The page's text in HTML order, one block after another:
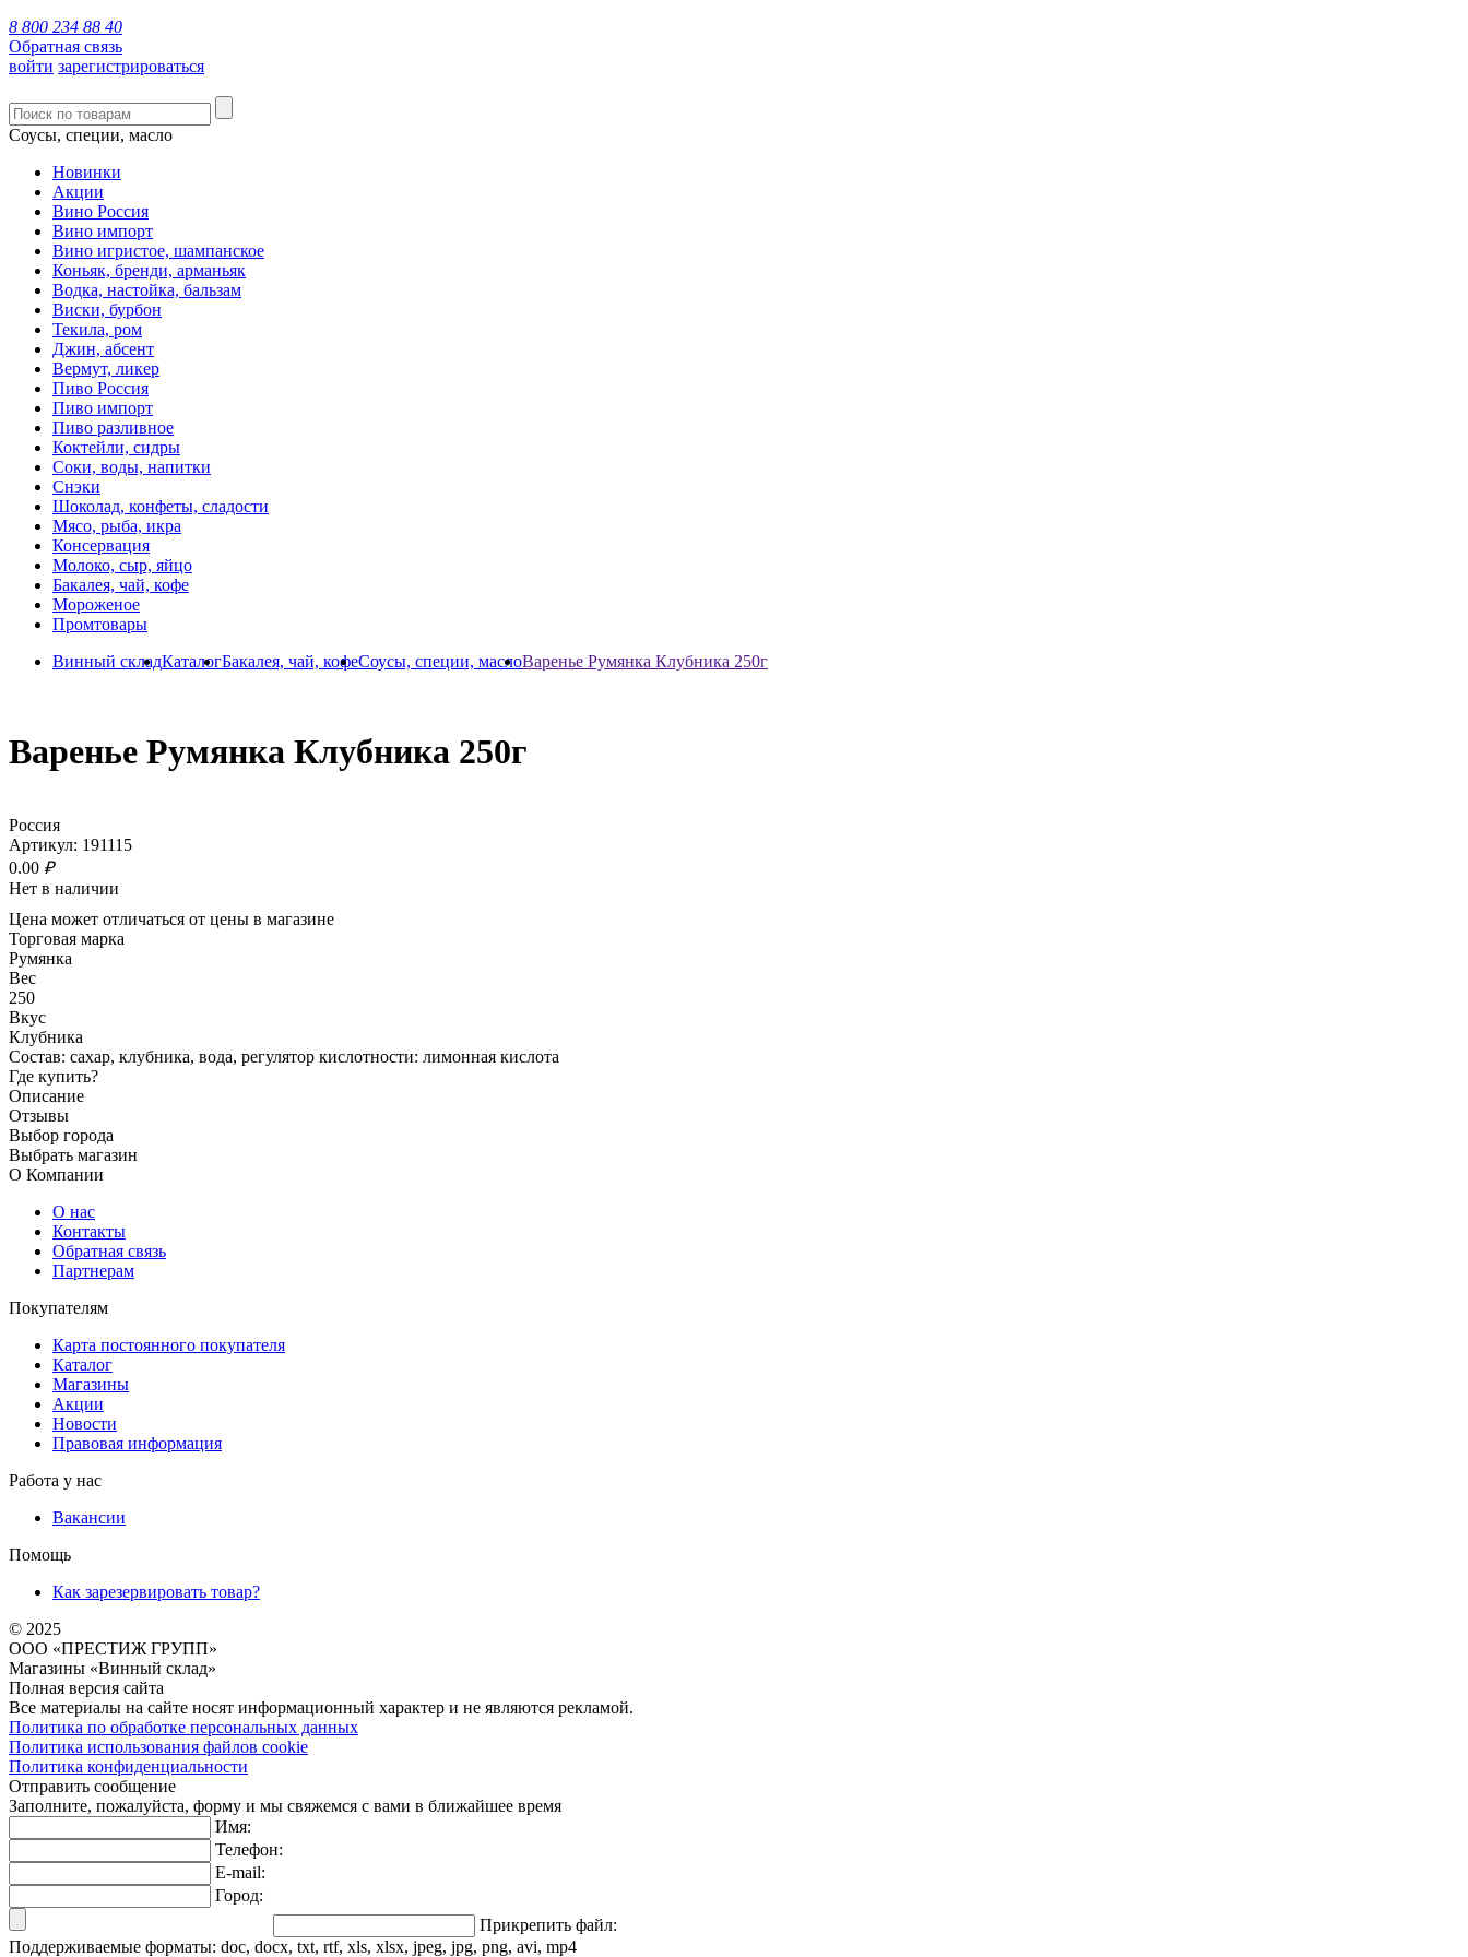
8 800 234 88 40
Обратная связь
войти зарегистрироваться
Соусы, специи, масло
Новинки
Акции
Вино Россия
Вино импорт
Вино игристое, шампанское
Коньяк, бренди, арманьяк
Водка, настойка, бальзам
Виски, бурбон
Текила, ром
Джин, абсент
Вермут, ликер
Пиво Россия
Пиво импорт
Пиво разливное
Коктейли, сидры
Соки, воды, напитки
Снэки
Шоколад, конфеты, сладости
Мясо, рыба, икра
Консервация
Молоко, сыр, яйцо
Бакалея, чай, кофе
Мороженое
Промтовары
Варенье Румянка Клубника 250г
Артикул:191115
.00
₽
Нет в наличии
Цена может отличаться от цены в магазине
Торговая марка
Румянка
Вес
Вкус
Клубника
Состав: сахар, клубника, вода, регулятор кислотности: лимонная кислота
Где купить?
Описание
Отзывы
Выбрать магазин
Контакты
Партнерам
Покупателям
Карта постоянного покупателя
Каталог
Магазины
Акции
Новости
Правовая информация
Работа у нас
Вакансии
Помощь